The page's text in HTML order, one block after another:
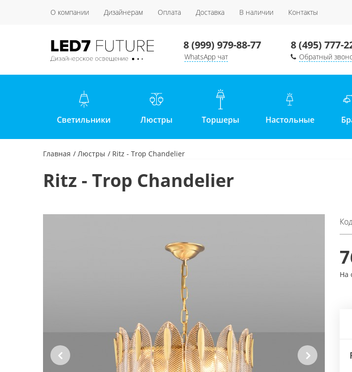
О компании Дизайнерам Оплата Доставка В наличии Контакты
8 (999) 979-88-77
WhatsApp чат
8 (495) 777-
Обратный
Светильники Люстры Торшеры Настольные
Главная Люстры Ritz - Trop Chandelier
Ritz - Trop Chandelier
Previous Next
На